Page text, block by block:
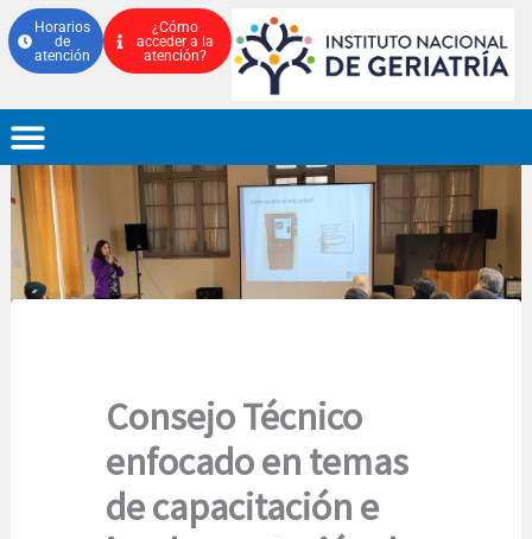
al
contenido
Horarios
de
atención
¿Cómo
acceder a la
atención?
Consejo Técnico
enfocado en temas
de capacitación e